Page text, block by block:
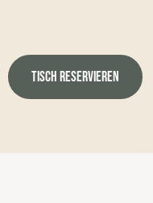
Tisch reservieren